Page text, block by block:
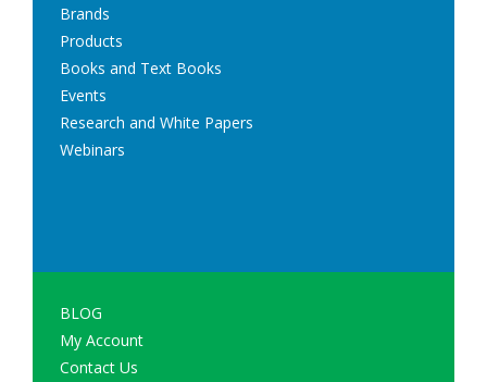
Brands
Products
Books and Text Books
Events
Research and White Papers
Webinars
BLOG
My Account
Contact Us